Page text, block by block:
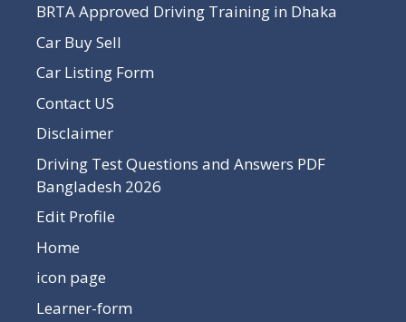
BRTA Approved Driving Training in Dhaka
Car Buy Sell
Car Listing Form
Contact US
Disclaimer
Driving Test Questions and Answers PDF
Bangladesh 2026
Edit Profile
Home
icon page
Learner-form